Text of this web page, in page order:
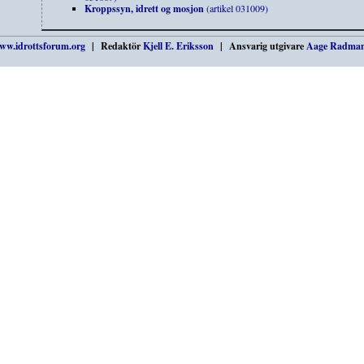
Kroppssyn, idrett og mosjon(artikel 031009)
| RedaktörKjell E. Eriksson | Ansvarig utgivareAage